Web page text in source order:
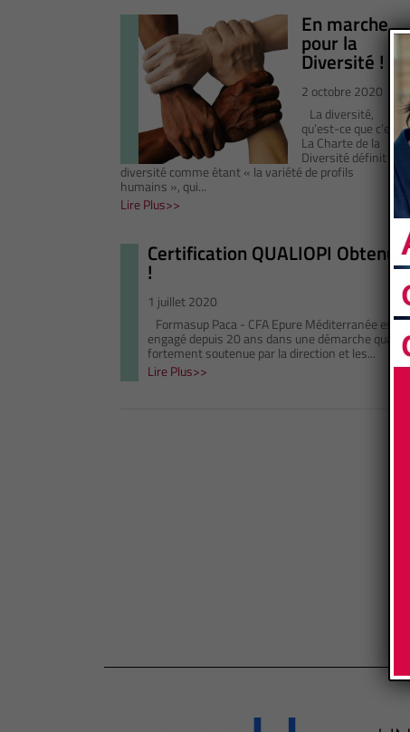
En marche
pour la
Diversité !
2 octobre 2020
La diversité,
qu’est-ce que c’est ?
La Charte de la
Diversité définit la
diversité comme étant « la variété de profils
humains », qui...
Lire Plus
Certification QUALIOPI Obtenue
!
1 juillet 2020
Formasup Paca - CFA Epure Méditerranée est
engagé depuis 20 ans dans une démarche qualité
fortement soutenue par la direction et les...
Lire Plus